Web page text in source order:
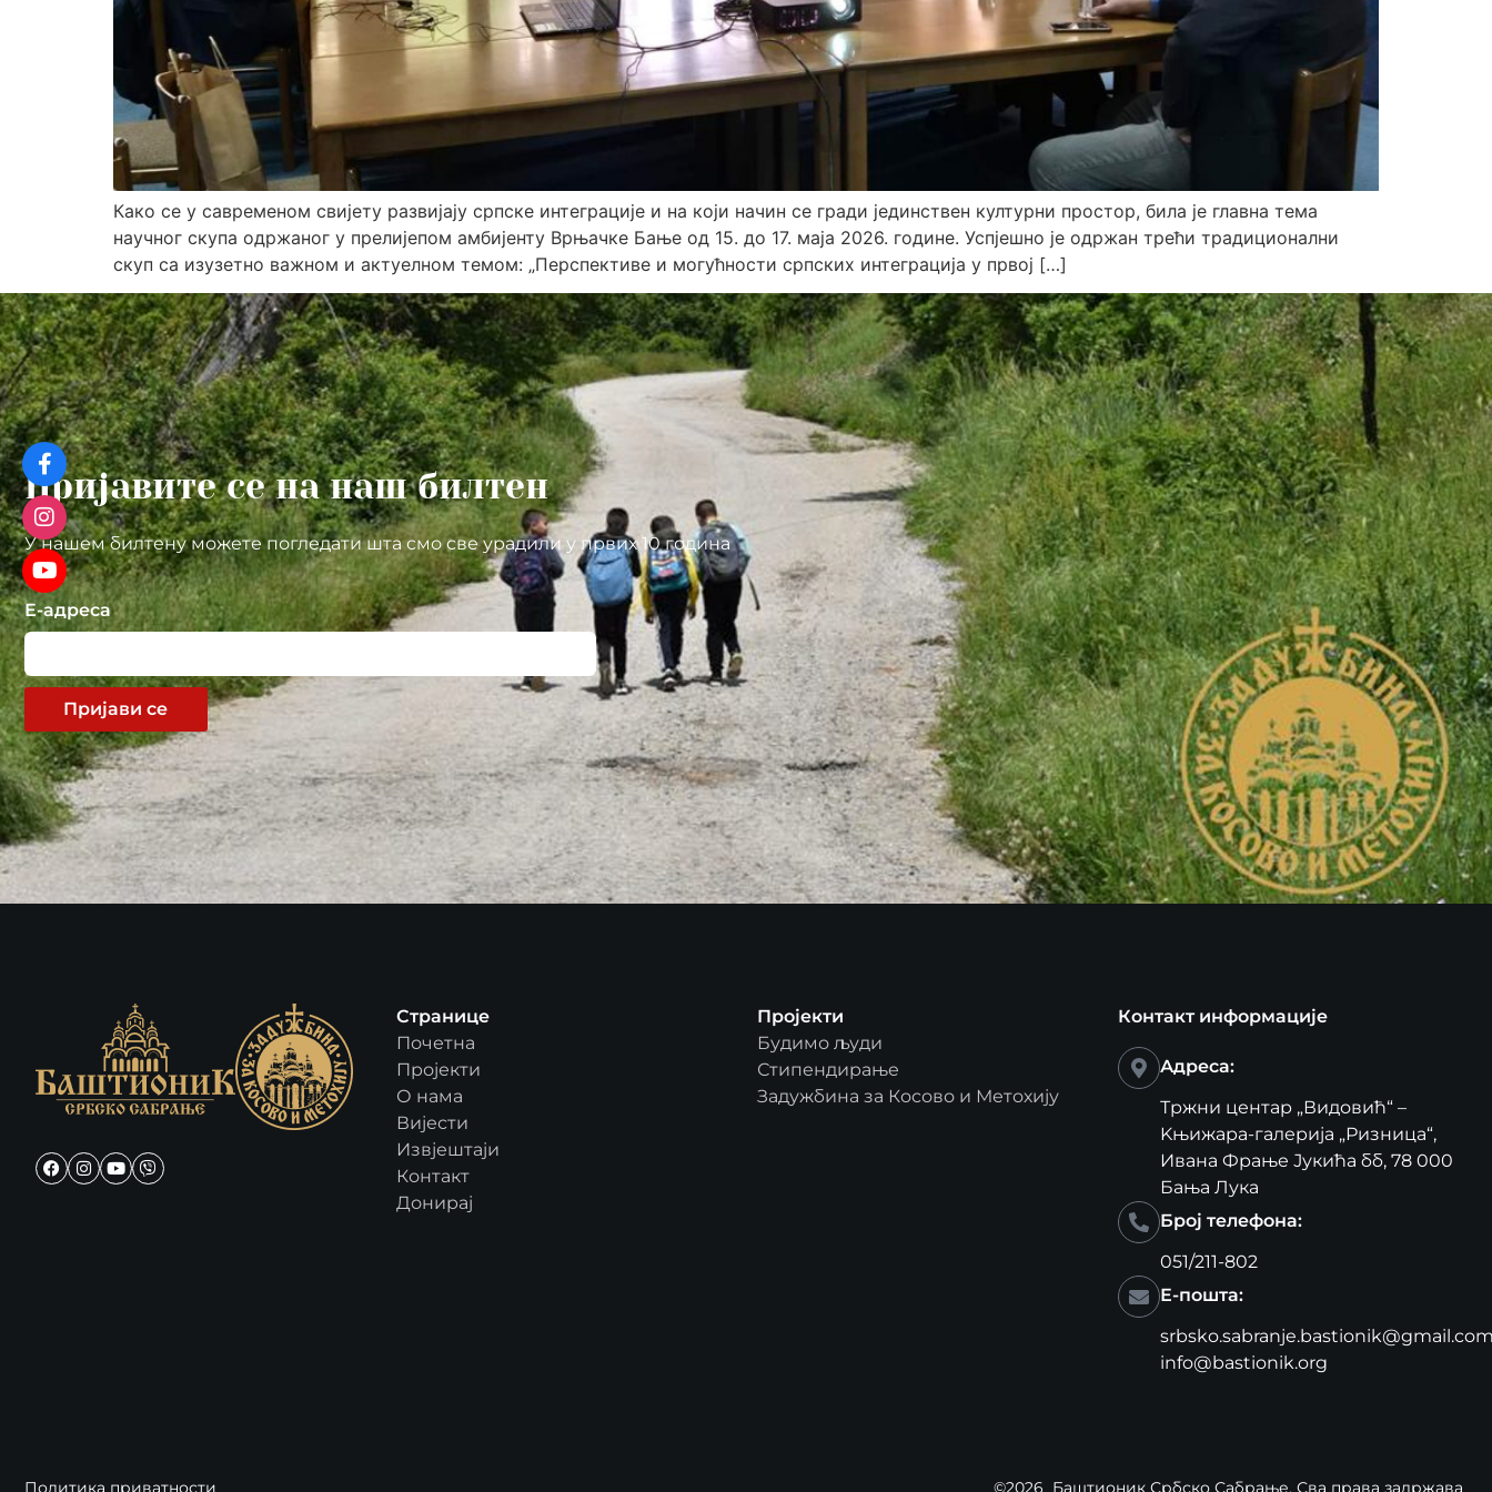
Како се у савременом свијету развијају српске интеграције и на који начин се гради јединствен културни простор, била је главна тема
научног скупа одржаног у прелијепом амбијенту Врњачке Бање од 15. до 17. маја 2026. године. Успјешно је одржан трећи традиционални
скуп са изузетно важном и актуелном темом: „Перспективе и могућности српских интеграција у првој […]
Пријавите се на наш билтен
У нашем билтену можете погледати шта смо све урадили у првих 10 година
Е-адреса
Пријави се
Странице
Почетна
Пројекти
О нама
Вијести
Извјештаји
Контакт
Донирај
Пројекти
Будимо људи
Стипендирање
Задужбина за Косово и Метохију
Контакт информације
Адреса:
Тржни центар „Видовић“ –
Kњижара-галерија „Ризница“,
Ивана Фрање Јукића бб, 78 000
Бања Лука
Број телефона:
051/211-802
Е-пошта:
info@bastionik.org
Политика приватности ©2026 Баштионик Србско Сабрање, Сва права задржава